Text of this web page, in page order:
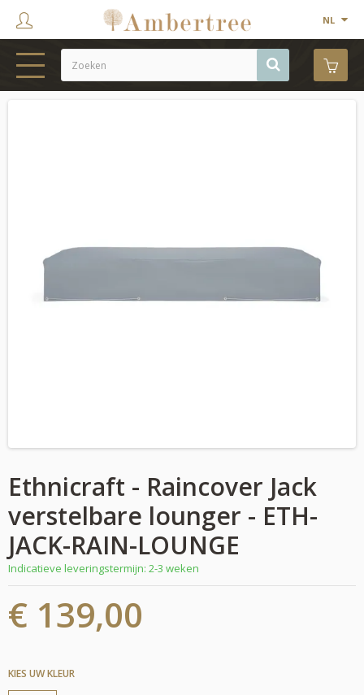
NL
Ethnicraft - Raincover Jack
verstelbare lounger - ETH-
JACK-RAIN-LOUNGE
Indicatieve leveringstermijn: 2-3 weken
€ 139,00
KIES UW KLEUR